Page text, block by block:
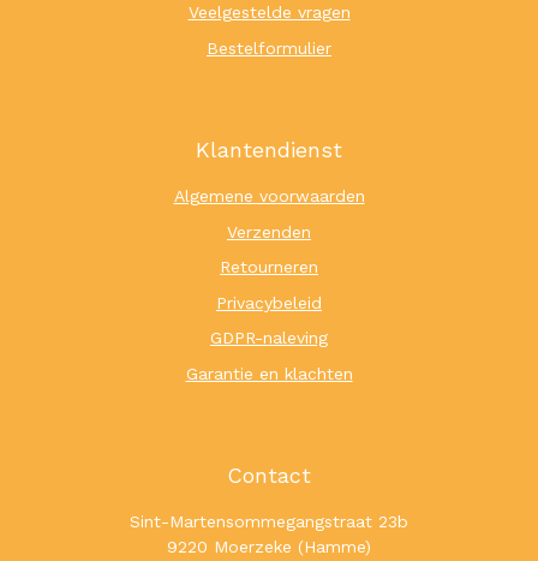
Veelgestelde vragen
Bestelformulier
Klantendienst
Algemene voorwaarden
Verzenden
Retourneren
Privacybeleid
GDPR-naleving
Garantie en klachten
Contact
Sint-Martensommegangstraat 23b
9220 Moerzeke (Hamme)